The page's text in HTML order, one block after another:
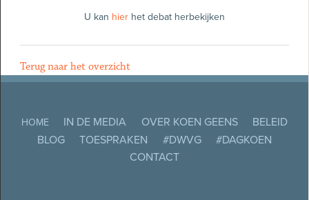
U kan hier het debat herbekijken
Terug naar het overzicht
HOME IN DE MEDIA OVER KOEN GEENS
BELEID
BLOG
TOESPRAKEN #DWVG
#DAGKOEN
CONTACT